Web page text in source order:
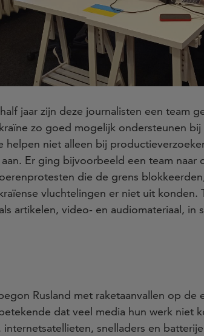
jaar zijn deze journalisten een team
zo goed mogelijk ondersteunen
helpen niet alleen bij
Er ging bijvoorbeeld een team naar
die de grens
vluchtelingen er niet uit
artikelen, video- en audiomateriaal, in
Rusland met raketaanvallen op
dat veel media hun werk niet
snelladers en